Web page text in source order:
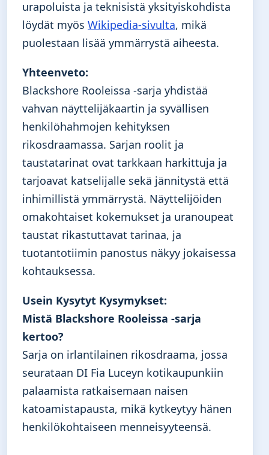
urapoluista ja teknisistä yksityiskohdista
löydät myös Wikipedia-sivulta, mikä
puolestaan lisää ymmärrystä aiheesta.
Yhteenveto:
Blackshore Rooleissa -sarja yhdistää
vahvan näyttelijäkaartin ja syvällisen
henkilöhahmojen kehityksen
rikosdraamassa. Sarjan roolit ja
taustatarinat ovat tarkkaan harkittuja ja
tarjoavat katselijalle sekä jännitystä että
inhimillistä ymmärrystä. Näyttelijöiden
omakohtaiset kokemukset ja uranoupeat
taustat rikastuttavat tarinaa, ja
tuotantotiimin panostus näkyy jokaisessa
kohtauksessa.
Usein Kysytyt Kysymykset:
Mistä Blackshore Rooleissa -sarja
kertoo?
Sarja on irlantilainen rikosdraama, jossa
seurataan DI Fia Luceyn kotikaupunkiin
palaamista ratkaisemaan naisen
katoamistapausta, mikä kytkeytyy hänen
henkilökohtaiseen menneisyyteensä.